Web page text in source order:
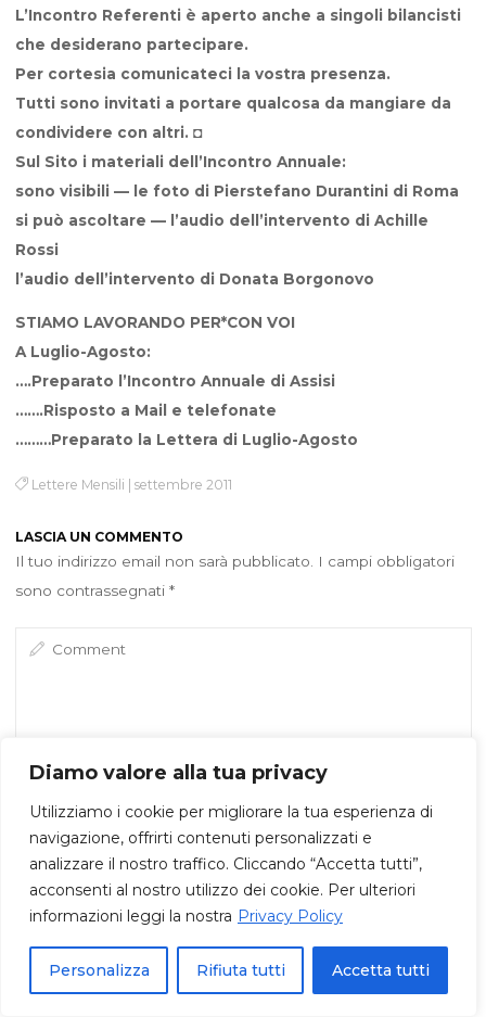
Diamo valore alla tua privacy
Utilizziamo i cookie per migliorare la tua esperienza di
navigazione, offrirti contenuti personalizzati e
analizzare il nostro traffico. Cliccando “Accetta tutti”,
acconsenti al nostro utilizzo dei cookie. Per ulteriori
informazioni leggi la nostra Privacy Policy
Personalizza Rifiuta tutti Accetta tutti
L’Incontro Referenti è aperto anche a singoli bilancisti
che desiderano partecipare.
Per cortesia comunicateci la vostra presenza.
Tutti sono invitati a portare qualcosa da mangiare da
condividere con altri. ◘
Sul Sito i materiali dell’Incontro Annuale:
sono visibili — le foto di Pierstefano Durantini di Roma
si può ascoltare — l’audio dell’intervento di Achille
Rossi
l’audio dell’intervento di Donata Borgonovo
STIAMO LAVORANDO PER*CON VOI
A Luglio-Agosto:
….Preparato l’Incontro Annuale di Assisi
…….Risposto a Mail e telefonate
………Preparato la Lettera di Luglio-Agosto
Lettere Mensili | settembre 2011
LASCIA UN COMMENTO
Il tuo indirizzo email non sarà pubblicato.
I campi obbligatori
sono contrassegnati *